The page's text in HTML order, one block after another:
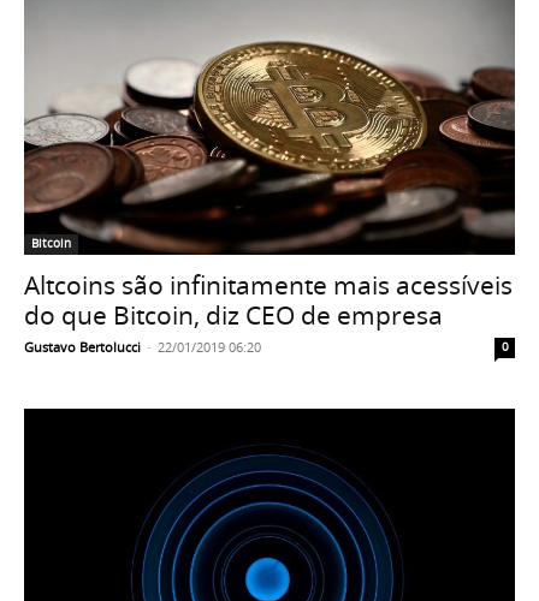
Bitcoin
Altcoins são infinitamente mais acessíveis
do que Bitcoin, diz CEO de empresa
Gustavo Bertolucci - 22/01/2019 06:20 0